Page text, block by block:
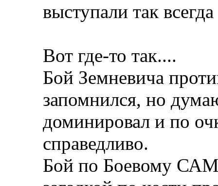
выступали так
Вот где-то так....
Бой Земневича
запомнился, но
доминировал и по
справедливо.
Бой по Боевому